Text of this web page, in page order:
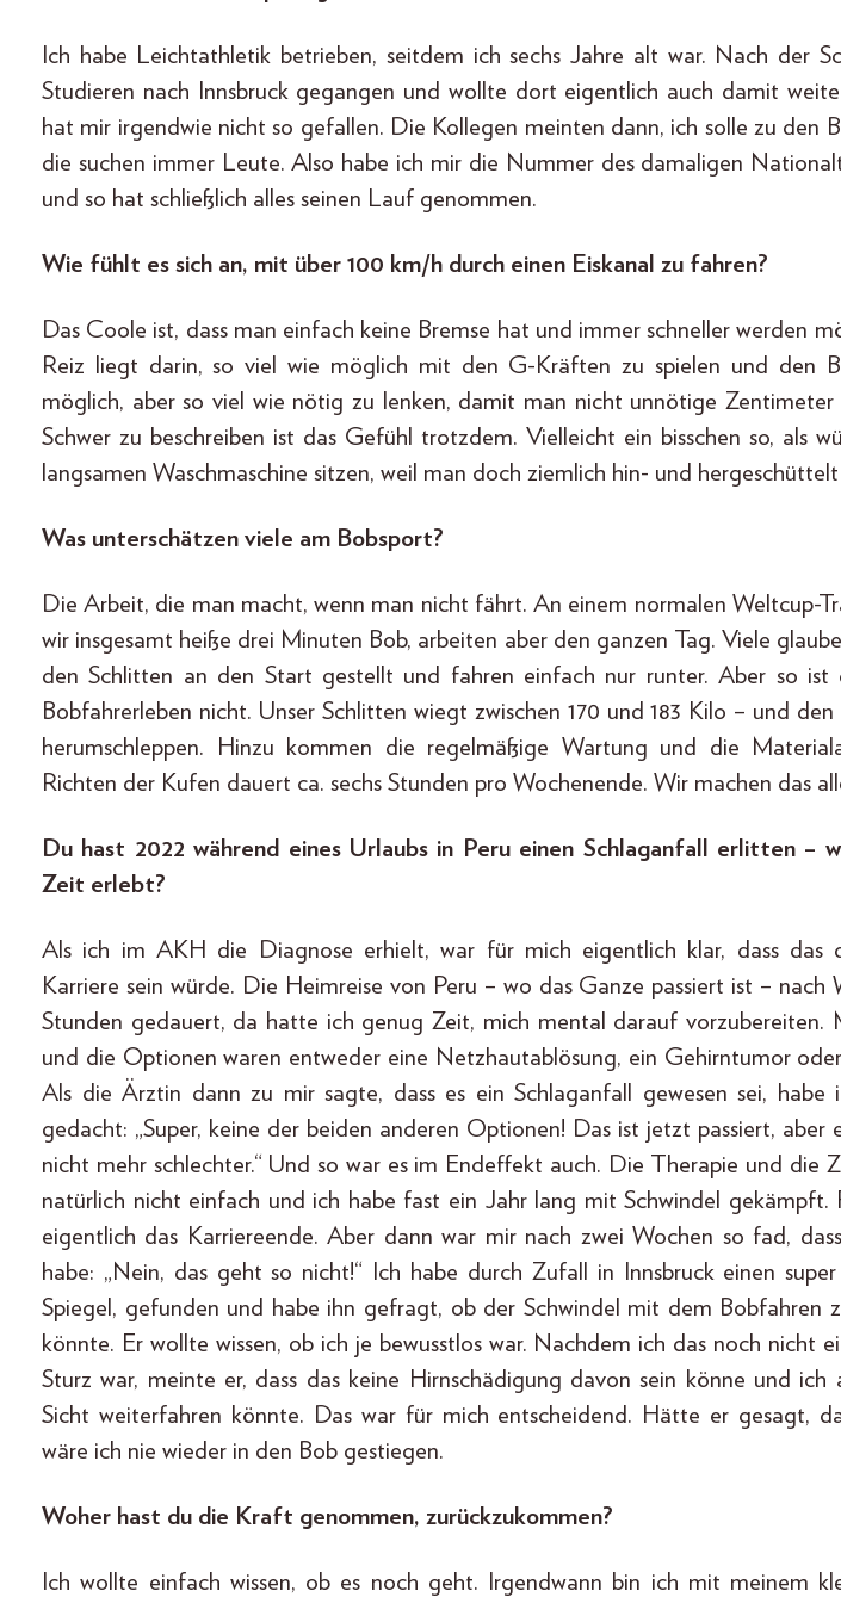
Ich habe Leichtathletik betrieben, seitdem ich sechs Jahre alt war. Nach der
Studieren nach Innsbruck gegangen und wollte dort eigentlich auch damit
hat mir irgendwie nicht so gefallen. Die Kollegen meinten dann, ich solle zu den
die suchen immer Leute. Also habe ich mir die Nummer des damaligen
und so hat schließlich alles seinen Lauf genommen.
Wie fühlt es sich an, mit über 100 km/h durch einen Eiskanal zu fahren?
Das Coole ist, dass man einfach keine Bremse hat und immer schneller werden
Reiz liegt darin, so viel wie möglich mit den G-Kräften zu spielen und den
möglich, aber so viel wie nötig zu lenken, damit man nicht unnötige
Schwer zu beschreiben ist das Gefühl trotzdem. Vielleicht ein bisschen so, als
langsamen Waschmaschine sitzen, weil man doch ziemlich hin- und
Was unterschätzen viele am Bobsport?
Die Arbeit, die man macht, wenn man nicht fährt. An einem normalen Weltcup-
wir insgesamt heiße drei Minuten Bob, arbeiten aber den ganzen Tag. Viele
den Schlitten an den Start gestellt und fahren einfach nur runter. Aber so ist
Bobfahrerleben nicht. Unser Schlitten wiegt zwischen 170 und 183 Kilo – und den
herumschleppen. Hinzu kommen die regelmäßige Wartung und die
Richten der Kufen dauert ca. sechs Stunden pro Wochenende. Wir machen das
Du hast 2022 während eines Urlaubs in Peru einen Schlaganfall erlitten –
Zeit erlebt?
Als ich im AKH die Diagnose erhielt, war für mich eigentlich klar, dass das
Karriere sein würde. Die Heimreise von Peru – wo das Ganze passiert ist – nach
Stunden gedauert, da hatte ich genug Zeit, mich mental darauf vorzubereiten.
und die Optionen waren entweder eine Netzhautablösung, ein Gehirntumor
Als die Ärztin dann zu mir sagte, dass es ein Schlaganfall gewesen sei, habe
gedacht: „Super, keine der beiden anderen Optionen! Das ist jetzt passiert, aber
nicht mehr schlechter.“ Und so war es im Endeffekt auch. Die Therapie und die
natürlich nicht einfach und ich habe fast ein Jahr lang mit Schwindel gekämpft.
eigentlich das Karriereende. Aber dann war mir nach zwei Wochen so fad,
habe: „Nein, das geht so nicht!“ Ich habe durch Zufall in Innsbruck einen
Spiegel, gefunden und habe ihn gefragt, ob der Schwindel mit dem Bobfahren
könnte. Er wollte wissen, ob ich je bewusstlos war. Nachdem ich das noch nicht
Sturz war, meinte er, dass das keine Hirnschädigung davon sein könne und ich
Sicht weiterfahren könnte. Das war für mich entscheidend. Hätte er gesagt,
wäre ich nie wieder in den Bob gestiegen.
Woher hast du die Kraft genommen, zurückzukommen?
Ich wollte einfach wissen, ob es noch geht. Irgendwann bin ich mit meinem